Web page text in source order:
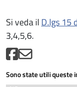
Si veda il D.lgs 15
3,4,5,6.
Sono state utili queste